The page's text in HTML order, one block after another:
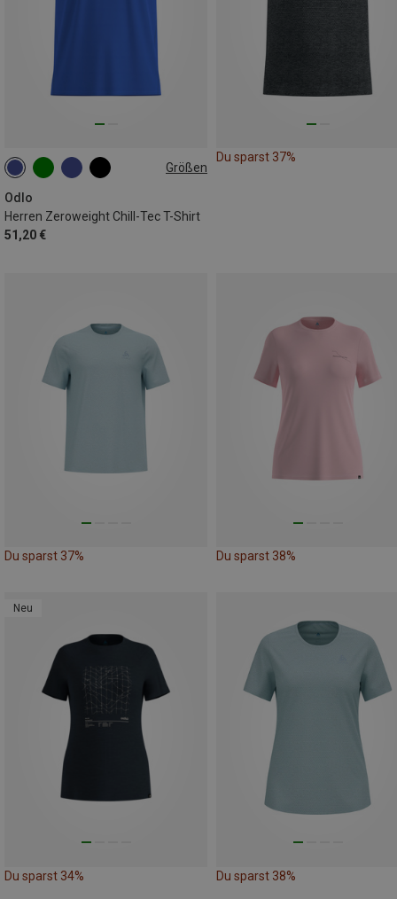
Größen
Odlo
Herren Zeroweight Chill-Tec T-Shirt
51,20 €
S M L XL
Du sparst 37%
Du sparst 37% Du sparst 38%
Neu
Du sparst 34% Du sparst 38%